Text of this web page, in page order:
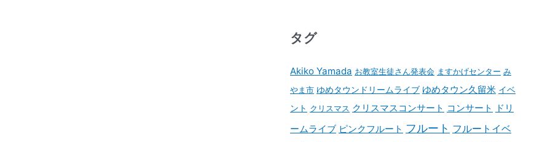
タグ
Akiko Yamada お教室生徒さん発表会 ますかげセンター み
やま市 ゆめタウンドリームライブ ゆめタウン久留米 イベ
ント クリスマス クリスマスコンサート コンサート
ドリ
ームライブ ピンクフルート フルート フルートイベ